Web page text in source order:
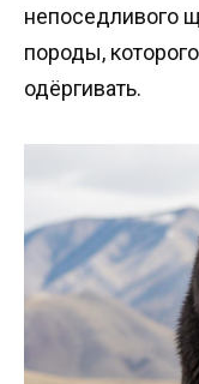
непоседливого
породы,
одёргивать.